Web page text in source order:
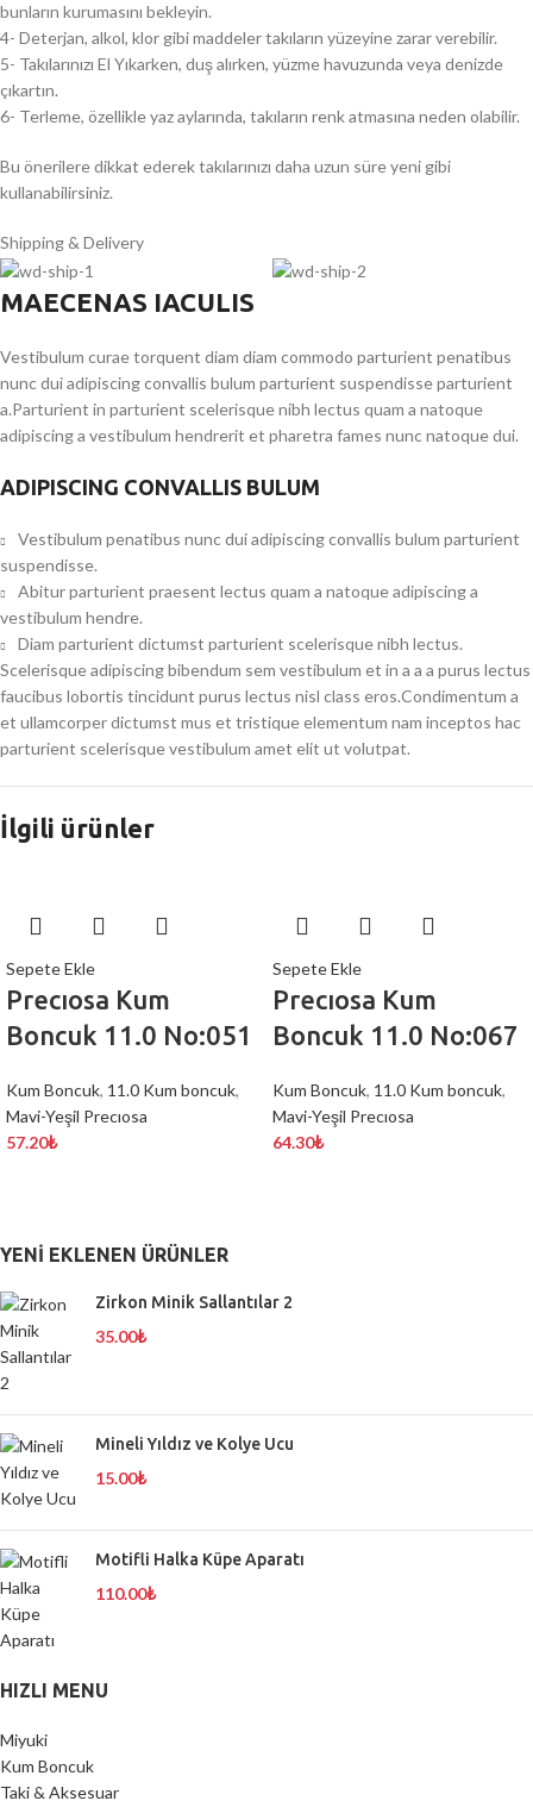
bunların kurumasını bekleyin.
4- Deterjan, alkol, klor gibi maddeler takıların yüzeyine zarar verebilir.
5- Takılarınızı El Yıkarken, duş alırken, yüzme havuzunda veya denizde
çıkartın.
6- Terleme, özellikle yaz aylarında, takıların renk atmasına neden olabilir.
Bu önerilere dikkat ederek takılarınızı daha uzun süre yeni gibi
kullanabilirsiniz.
Shipping & Delivery
MAECENAS IACULIS
Vestibulum curae torquent diam diam commodo parturient penatibus
nunc dui adipiscing convallis bulum parturient suspendisse parturient
a.Parturient in parturient scelerisque nibh lectus quam a natoque
adipiscing a vestibulum hendrerit et pharetra fames nunc natoque dui.
ADIPISCING CONVALLIS BULUM
Vestibulum penatibus nunc dui adipiscing convallis bulum parturient
suspendisse.
Abitur parturient praesent lectus quam a natoque adipiscing a
vestibulum hendre.
Diam parturient dictumst parturient scelerisque nibh lectus.
Scelerisque adipiscing bibendum sem vestibulum et in a a a purus lectus
faucibus lobortis tincidunt purus lectus nisl class eros.Condimentum a
et ullamcorper dictumst mus et tristique elementum nam inceptos hac
parturient scelerisque vestibulum amet elit ut volutpat.
İlgili ürünler
Sepete Ekle
Precıosa Kum
Boncuk 11.0 No:051
Kum Boncuk, 11.0 Kum boncuk,
Mavi-Yeşil Precıosa
57.20₺
Sepete Ekle
Precıosa Kum
Boncuk 11.0 No:067
Kum Boncuk, 11.0 Kum boncuk,
Mavi-Yeşil Precıosa
64.30₺
YENI EKLENEN ÜRÜNLER
Zirkon Minik Sallantılar 2
35.00₺
Mineli Yıldız ve Kolye Ucu
15.00₺
Motifli Halka Küpe Aparatı
110.00₺
HIZLI MENU
Miyuki
Kum Boncuk
Taki & Aksesuar